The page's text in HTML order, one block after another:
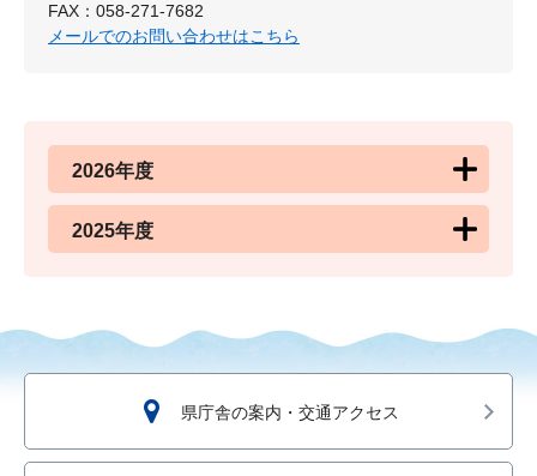
FAX：058-271-7682
メールでのお問い合わせはこちら
2026年度
2025年度
県庁舎の案内・交通アクセス